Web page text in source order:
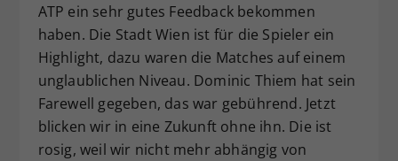
ATP ein sehr gutes Feedback bekommen
haben. Die Stadt Wien ist für die Spieler ein
Highlight, dazu waren die Matches auf einem
unglaublichen Niveau. Dominic Thiem hat sein
Farewell gegeben, das war gebührend. Jetzt
blicken wir in eine Zukunft ohne ihn. Die ist
rosig, weil wir nicht mehr abhängig von